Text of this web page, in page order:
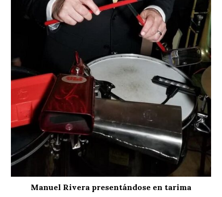
Manuel Rivera presentándose en tarima